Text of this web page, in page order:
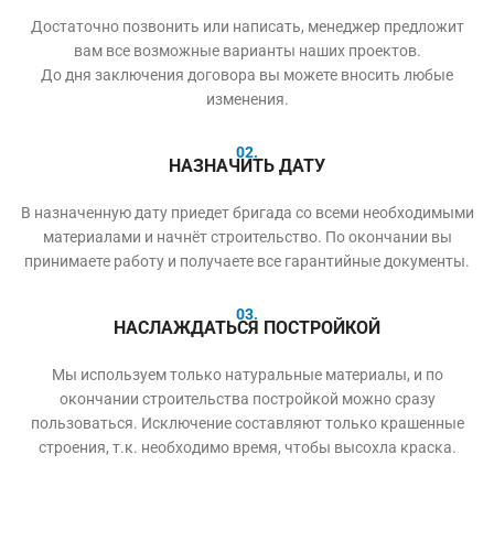
Достаточно позвонить или написать, менеджер предложит
вам все возможные варианты наших проектов.
До дня заключения договора вы можете вносить любые
изменения.
02.
НАЗНАЧИТЬ ДАТУ
В назначенную дату приедет бригада со всеми необходимыми
материалами и начнёт строительство. По окончании вы
принимаете работу и получаете все гарантийные документы.
03.
НАСЛАЖДАТЬСЯ ПОСТРОЙКОЙ
Мы используем только натуральные материалы, и по
окончании строительства постройкой можно сразу
пользоваться. Исключение составляют только крашенные
строения, т.к. необходимо время, чтобы высохла краска.